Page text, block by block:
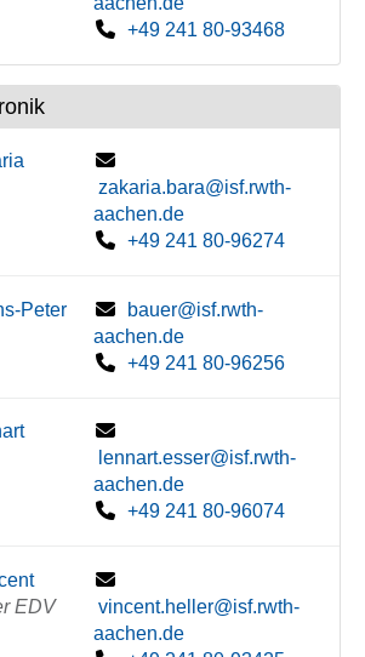
+49 241 80-93468
zakaria.bara@isf.rwth-
aachen.de
+49 241 80-96274
Peter
bauer@isf.rwth-
aachen.de
+49 241 80-96256
lennart.esser@isf.rwth-
aachen.de
+49 241 80-96074
EDV
vincent.heller@isf.rwth-
aachen.de